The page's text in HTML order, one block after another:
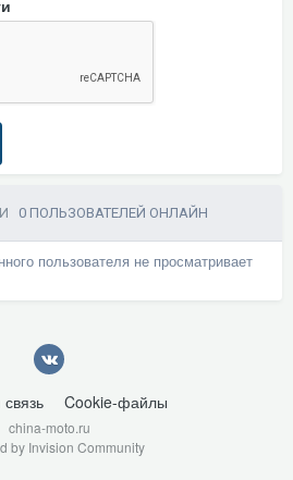
0 ПОЛЬЗОВАТЕЛЕЙ ОНЛАЙН
пользователя не просматривает
Cookie-файлы
china-moto.ru
by Invision Community